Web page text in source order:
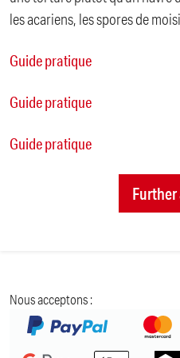
les acariens, les spores de
entraîner des troubles
l'asthme.
Guide pratique
Guide pratique
Guide pratique
Nous acceptons :